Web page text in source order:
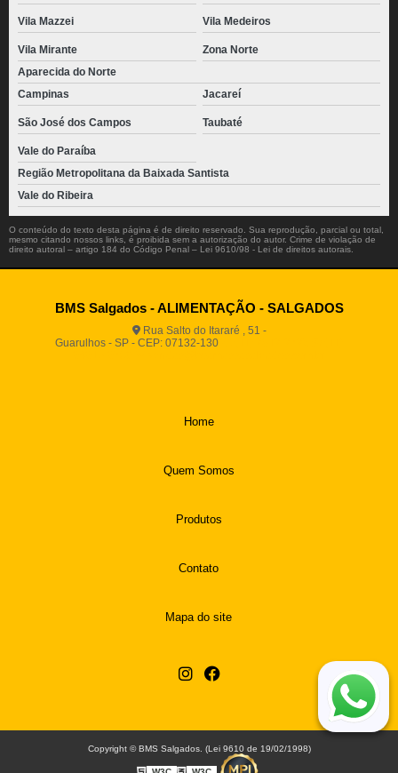
Vila Mazzei Vila Medeiros
Vila Mirante
Zona Norte
Aparecida do Norte
Campinas
Jacareí
São José dos Campos Taubaté
Vale do Paraíba
Região Metropolitana da Baixada Santista
Vale do Ribeira
O conteúdo do texto desta página é de direito reservado. Sua reprodução, parcial ou total,
mesmo citando nossos links, é proibida sem a autorização do autor. Crime de violação de
direito autoral – artigo 184 do Código Penal – Lei 9610/98 - Lei de direitos autorais
BMS Salgados - ALIMENTAÇÃO - SALGADOS
Rua Salto do Itararé , 51 -
Guarulhos - SP - CEP: 07132-130
Home
Quem Somos
Produtos
Contato
Mapa do site
Copyright © BMS Salgados. (Lei 9610 de 19/02/1998)